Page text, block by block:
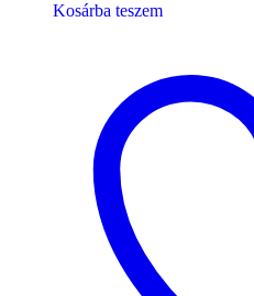
Kosárba teszem